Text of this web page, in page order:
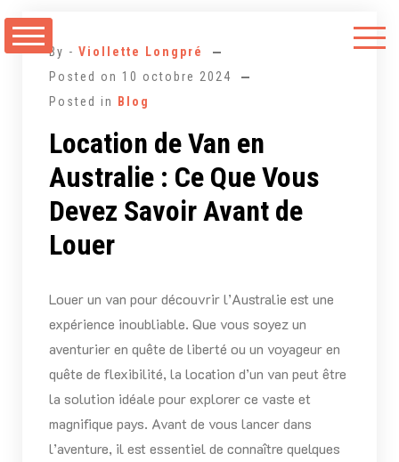
au
By - Viollette Longpré
Posted on 10 octobre 2024
Posted in
Blog
Location de Van en
Australie : Ce Que Vous
Devez Savoir Avant de
Louer
Louer un van pour découvrir l’Australie est une
expérience inoubliable. Que vous soyez un
aventurier en quête de liberté ou un voyageur en
quête de flexibilité, la location d’un van peut être
la solution idéale pour explorer ce vaste et
magnifique pays. Avant de vous lancer dans
l’aventure, il est essentiel de connaître quelques